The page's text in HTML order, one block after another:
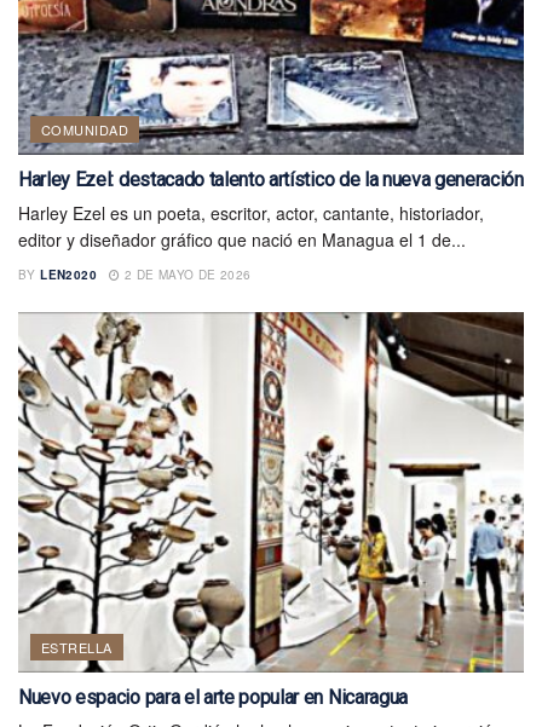
COMUNIDAD
Harley Ezel: destacado talento artístico de la nueva generación
Harley Ezel es un poeta, escritor, actor, cantante, historiador,
editor y diseñador gráfico que nació en Managua el 1 de...
BY LEN2020 2 DE MAYO DE 2026
ESTRELLA
Nuevo espacio para el arte popular en Nicaragua